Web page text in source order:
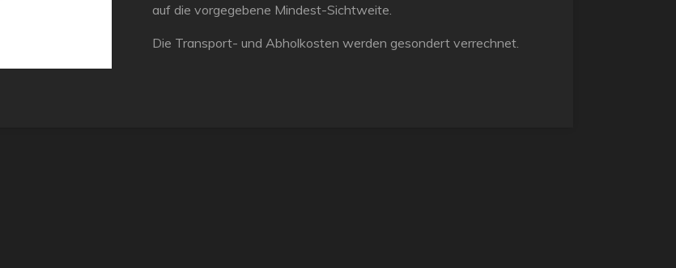
auf die vorgegebene Mindest-Sichtweite.
Die Transport- und Abholkosten werden gesondert verrechnet.